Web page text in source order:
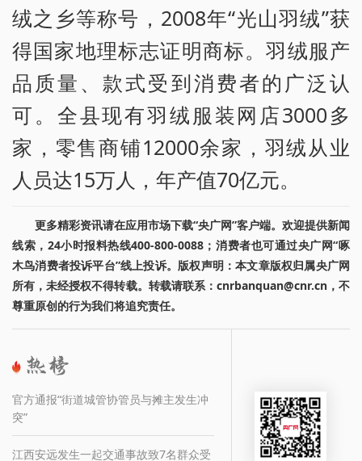
绒之乡等称号，2008年“光山羽绒”获
得国家地理标志证明商标。羽绒服产
品质量、款式受到消费者的广泛认
可。全县现有羽绒服装网店3000多
家，零售商铺12000余家，羽绒从业
人员达15万人，年产值70亿元。
更多精彩资讯请在应用市场下载“央广网”客户端。欢迎提供新闻
线索，24小时报料热线400-800-0088；消费者也可通过央广网“啄
木鸟消费者投诉平台”线上投诉。版权声明：本文章版权归属央广网
所有，未经授权不得转载。转载请联系：cnrbanquan@cnr.cn，不
尊重原创的行为我们将追究责任。
官方通报“街道城管协管员与摊主发生冲
突”
江西安远发生一起交通事故致7名群众受